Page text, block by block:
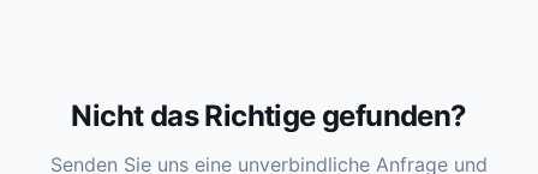
Nicht das Richtige gefunden?
Senden Sie uns eine unverbindliche Anfrage und